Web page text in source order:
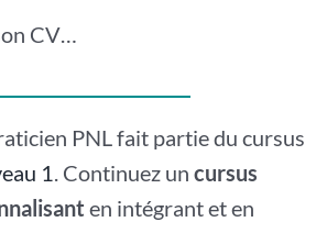
CV…
PNL fait partie du cursus
1 . Continuez un cursus
en intégrant et en